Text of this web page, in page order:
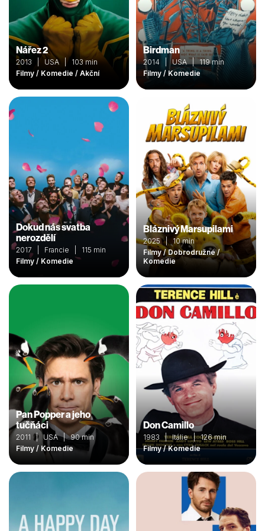
Nářez 2
2013 | USA | 103 min
Filmy / Komedie / Akční
Birdman
2014 | USA | 119 min
Filmy / Komedie
Dokud nás svatba
nerozdělí
2017 | Francie | 115 min
Filmy / Komedie
Bláznivý Marsupilami
2025 | 10 min
Filmy / Dobrodružné /
Komedie
Pan Popper a jeho
tučňáci
2011 | USA | 90 min
Filmy / Komedie
Don Camillo
1983 | Itálie | 126 min
Filmy / Komedie